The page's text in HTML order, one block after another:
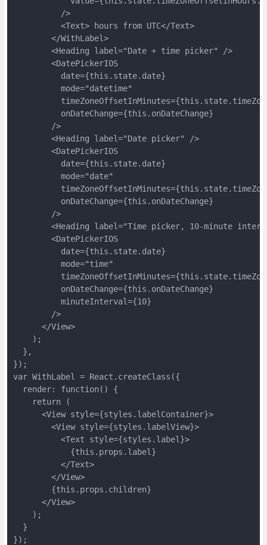
          />
          <Text> hours from UTC</Text>
        </WithLabel>
        <Heading label="Date + time picker" />
        <DatePickerIOS
          date={this.state.date}
          mode="datetime"
          onDateChange={this.onDateChange}
        />
        <Heading label="Date picker" />
        <DatePickerIOS
          date={this.state.date}
          mode="date"
          onDateChange={this.onDateChange}
        />
<Heading label="Time picker, 10-minute
        <DatePickerIOS
          date={this.state.date}
          mode="time"
          onDateChange={this.onDateChange}
          minuteInterval={10}
        />
      </View>
    );
  },
});
var WithLabel = React.createClass({
  render: function() {
    return (
      <View style={styles.labelContainer}>
        <View style={styles.labelView}>
          <Text style={styles.label}>
            {this.props.label}
          </Text>
        </View>
        {this.props.children}
      </View>
    );
  }
});